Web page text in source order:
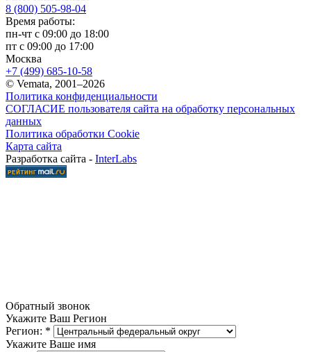
8 (800) 505-98-04
Время работы:
пн-чт с 09:00 до 18:00
пт с 09:00 до 17:00
Москва
+7 (499) 685-10-58
© Vemata, 2001–2026
Политика конфиденциальности
СОГЛАСИЕ пользователя сайта на обработку персональных
данных
Политика обработки Cookie
Карта сайта
Разработка сайта - InterLabs
Обратный звонок
Укажите Ваш Регион
Регион: *
Укажите Ваше имя